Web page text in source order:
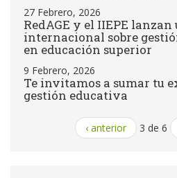
27 Febrero, 2026
RedAGE y el IIEPE lanzan
internacional sobre
en educación superior
9 Febrero, 2026
Te invitamos a sumar tu
gestión educativa
‹ anterior 3 de 6